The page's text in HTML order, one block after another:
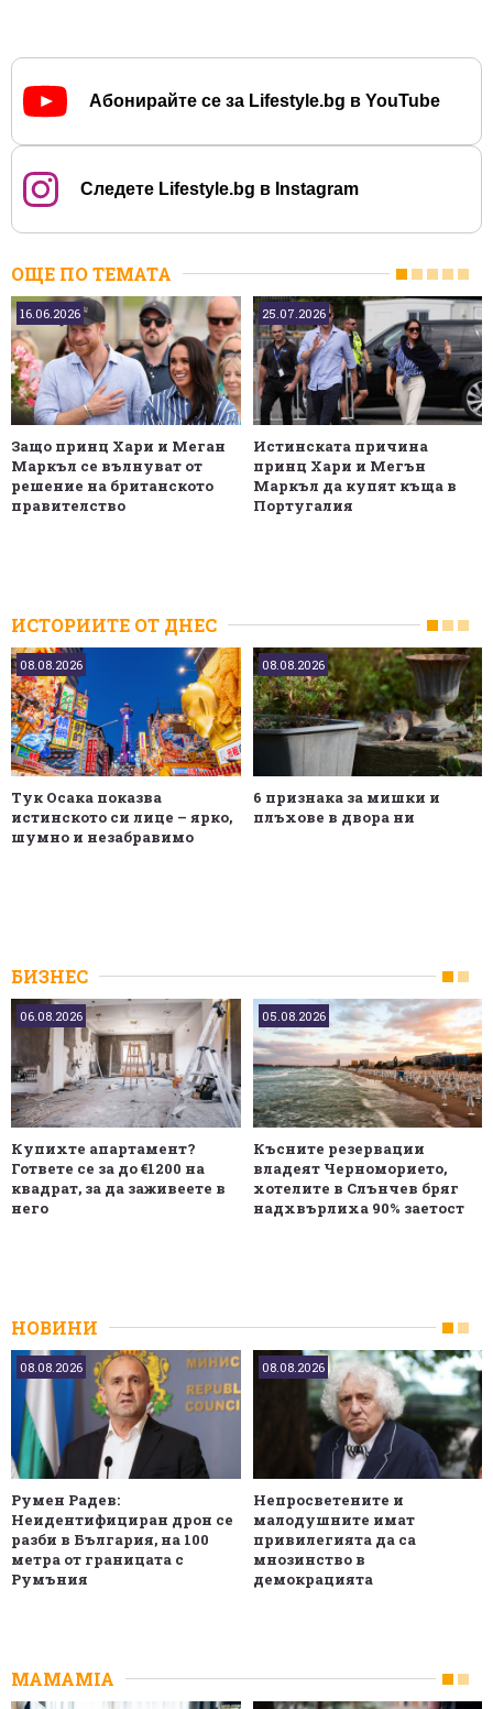
Абонирайте се за Lifestyle.bg в YouTube
Следете Lifestyle.bg в Instagram
ОЩЕ ПО ТЕМАТА
16.06.2026
Защо принц Хари и Меган
Маркъл се вълнуват от
решение на британското
правителство
25.07.2026
Истинската причина
принц Хари и Мегън
Маркъл да купят къща в
Португалия
ИСТОРИИТЕ ОТ ДНЕС
08.08.2026
Тук Осака показва
истинското си лице – ярко,
шумно и незабравимо
08.08.2026
6 признака за мишки и
плъхове в двора ни
БИЗНЕС
06.08.2026
Купихте апартамент?
Гответе се за до €1200 на
квадрат, за да заживеете в
него
05.08.2026
Късните резервации
владеят Черноморието,
хотелите в Слънчев бряг
надхвърлиха 90% заетост
НОВИНИ
08.08.2026
Румен Радев:
Неидентифициран дрон се
разби в България, на 100
метра от границата с
Румъния
08.08.2026
Непросветените и
малодушните имат
привилегията да са
мнозинство в
демокрацията
MAMAMIA